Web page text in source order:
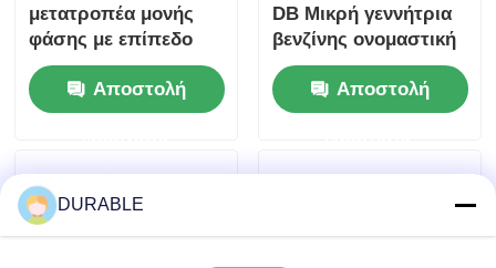
μετατροπέα μονής
φάσης με επίπεδο
θορύβου 62 DB
Ιδανική για
κατασκευές και
Αποστολή
DB Μικρή γεννήτρια
βενζίνης ονομαστική
τάση 120 240 V Πηγή
ενέργειας για
εκδηλώσεις
Αποστολή
DURABLE